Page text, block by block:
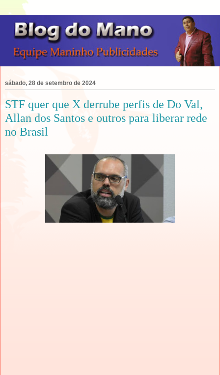
sábado, 28 de setembro de 2024
STF quer que X derrube perfis de Do Val,
Allan dos Santos e outros para liberar rede
no Brasil